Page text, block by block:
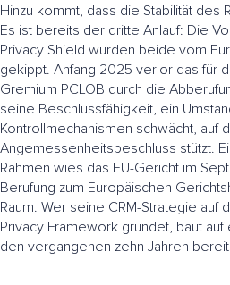
Hinzu kommt, dass die Stabilität des
Es ist bereits der dritte Anlauf: Die
Privacy Shield wurden beide vom
gekippt. Anfang 2025 verlor das für
Gremium PCLOB durch die
seine Beschlussfähigkeit, ein
Kontrollmechanismen schwächt, auf
Angemessenheitsbeschluss stützt.
Rahmen wies das EU-Gericht im
Berufung zum Europäischen
Raum. Wer seine CRM-Strategie auf
Privacy Framework gründet, baut
den vergangenen zehn Jahren